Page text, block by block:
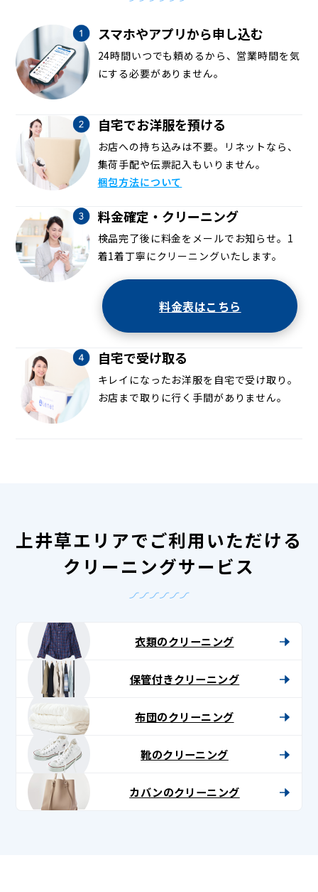
スマホやアプリから申し込む
24時間いつでも頼めるから、営業時間を気
にする必要がありません。
自宅でお洋服を預ける
お店への持ち込みは不要。リネットなら、
集荷手配や伝票記入もいりません。
梱包方法について
料金確定・クリーニング
検品完了後に料金をメールでお知らせ。1
着1着丁寧にクリーニングいたします。
料金表はこちら
自宅で受け取る
キレイになったお洋服を自宅で受け取り。
お店まで取りに行く手間がありません。
上井草エリアでご利用いただける
クリーニングサービス
衣類のクリーニング
保管付きクリーニング
布団のクリーニング
靴のクリーニング
カバンのクリーニング